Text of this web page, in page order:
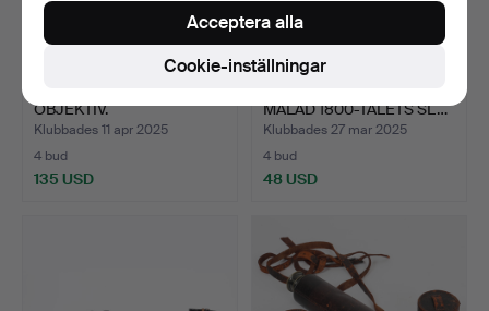
OBJEKTIV.
Klubbades 11 apr 2025
4 bud
135 USD
MÅLAD 1800-TALETS SL…
Klubbades 27 mar 2025
4 bud
48 USD
Cookie-inställningar
Acceptera alla